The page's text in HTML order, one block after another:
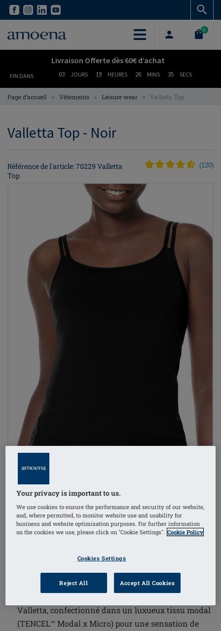
Skip
content
Skip
content
0
Livraison Offerte dès 60€ d’achat
FIN DANS 03 JOURS 19 HEURES 26 MINS 35 SECS
Page d’accueil > Vêtements > Leisure wear > Valletta Top
Valletta Top - Noir
Référence de l'article: 70229 Valletta
Top
(120)
Référence de l'article: 70229 Valletta
Top
(120
€64.95
Livraison gratuite dès 60€ d’achat !
Valletta, confectionné dans un luxueux tissu modal
(TENCEL™ Modal x Micro) pour une sensation de
Your privacy is important to us.
We use cookies to ensure the performance and security of our website,
and, where permitted, to monitor website use and usability for
business and website optimization purposes. For further information
on the cookies we use, please click on "Cookie Settings". Cookie Policy
Cookies Settings
Reject All Accept All Cookies